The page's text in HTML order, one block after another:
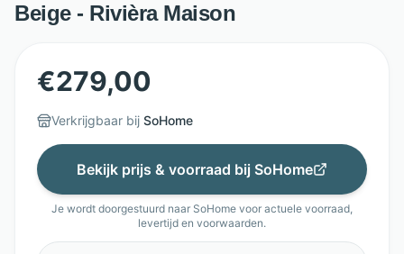
Beige - Rivièra Maison
€279,00
Verkrijgbaar bij SoHome
Bekijk prijs & voorraad bij SoHome
Je wordt doorgestuurd naar SoHome voor actuele voorraad,
levertijd en voorwaarden.